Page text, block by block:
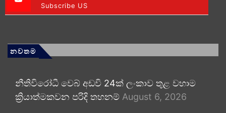
Subscribe US
නවතම
නීතිවිරෝධී වෙබ් අඩවි 24ක් ලංකාව තුළ වහාම
ක්‍රියාත්මකවන පරිදි තහනම් August 6, 2026